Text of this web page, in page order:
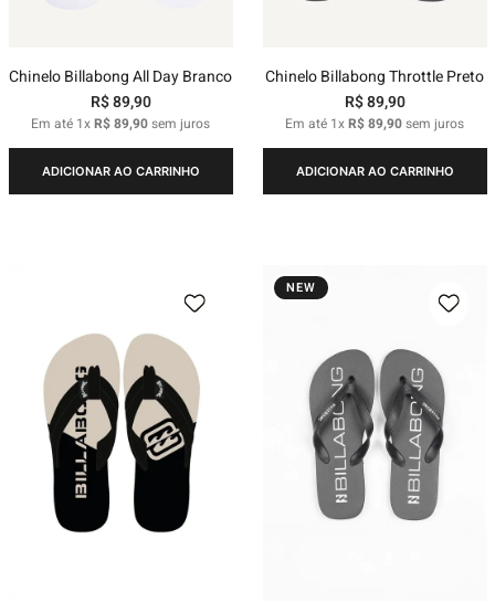
Chinelo Billabong All Day Branco
R$89,90
Em até 1xR$89,90sem juros
ADICIONAR AO CARRINHO
Chinelo Billabong Throttle Preto
R$89,90
Em até 1xR$89,90sem juros
ADICIONAR AO CARRINHO
NEW